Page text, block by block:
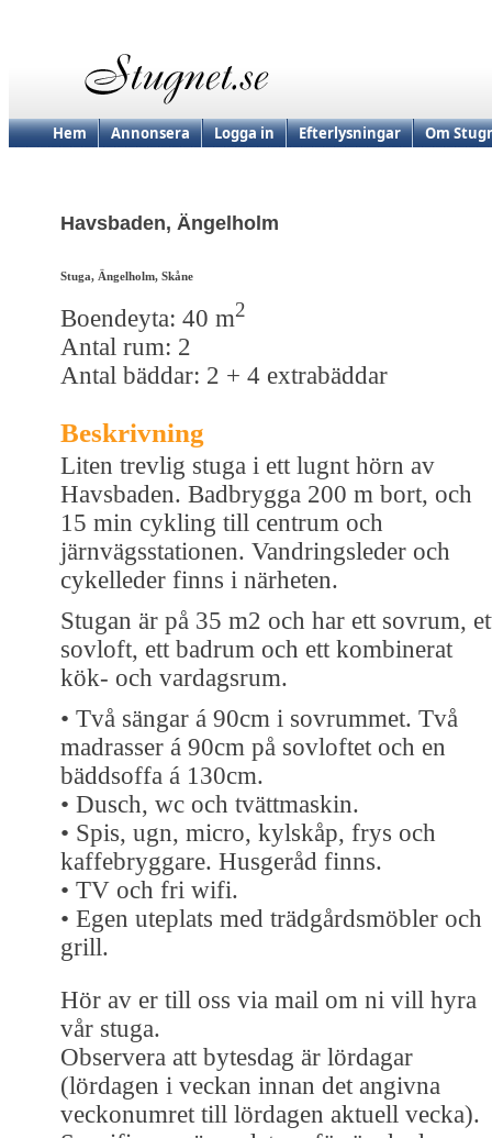
Hem Annonsera Logga in Efterlysningar Om
Havsbaden, Ängelholm
Stuga, Ängelholm, Skåne
Boendeyta: 40 m2
Antal rum: 2
Antal bäddar: 2 + 4 extrabäddar
Beskrivning
Liten trevlig stuga i ett lugnt hörn av
Havsbaden. Badbrygga 200 m bort, och
15 min cykling till centrum och
järnvägsstationen. Vandringsleder och
cykelleder finns i närheten.
Stugan är på 35 m2 och har ett sovrum,
sovloft, ett badrum och ett kombinerat
kök- och vardagsrum.
• Två sängar á 90cm i sovrummet. Två
madrasser á 90cm på sovloftet och en
bäddsoffa á 130cm.
• Dusch, wc och tvättmaskin.
• Spis, ugn, micro, kylskåp, frys och
kaffebryggare. Husgeråd finns.
• TV och fri wifi.
• Egen uteplats med trädgårdsmöbler och
grill.
Hör av er till oss via mail om ni vill hyra
vår stuga.
Observera att bytesdag är lördagar
(lördagen i veckan innan det angivna
veckonumret till lördagen aktuell vecka).